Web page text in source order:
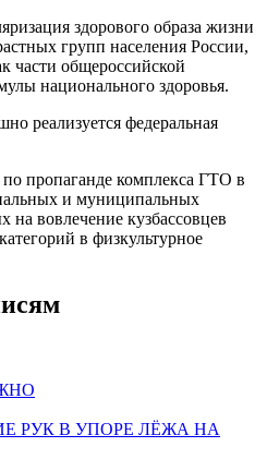
здорового образа жизни
групп населения России,
общероссийской
национального здоровья.
реализуется федеральная
пропаганде комплекса ГТО в
и муниципальных
на вовлечение кузбассовцев
в физкультурное
РУК В УПОРЕ ЛЁЖА НА